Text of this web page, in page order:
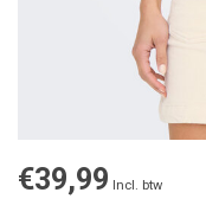
€39,99 Incl. btw